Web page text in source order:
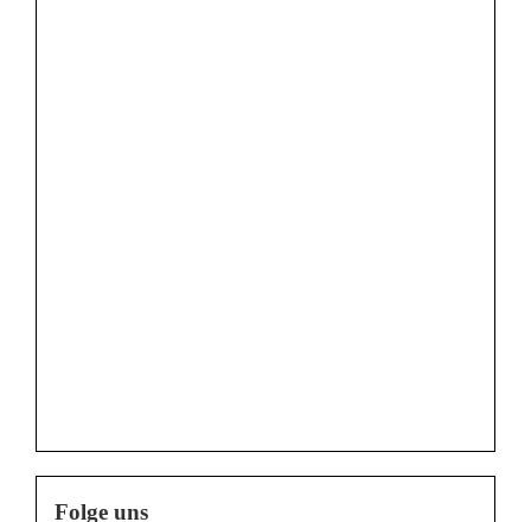
Folge uns